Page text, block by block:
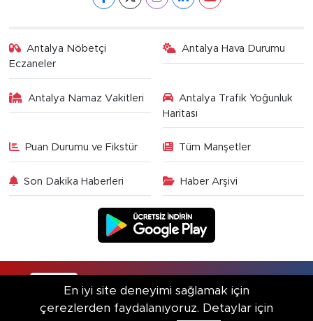
Antalya Nöbetçi
Eczaneler
Antalya Hava Durumu
Antalya Namaz Vakitleri
Antalya Trafik Yoğunluk
Haritası
Puan Durumu ve Fikstür Tüm Manşetler
Son Dakika Haberleri Haber Arşivi
En iyi site deneyimi sağlamak için
çerezlerden faydalanıyoruz. Detaylar için